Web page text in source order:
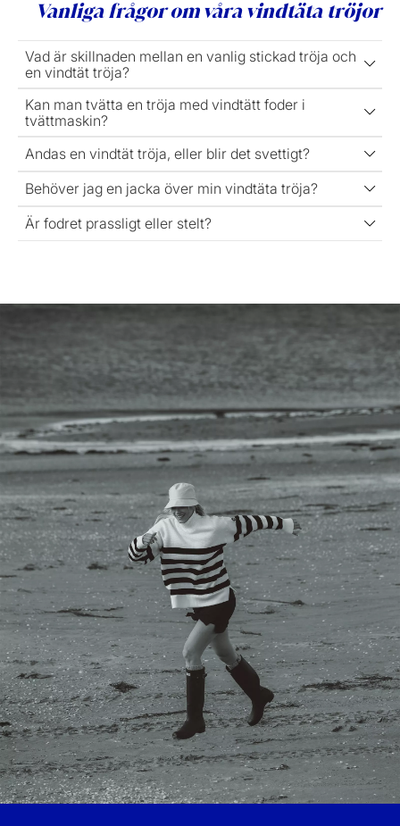
Vanliga frågor om våra vindtäta tröjor
Vad är skillnaden mellan en vanlig stickad tröja och
en vindtät tröja?
Kan man tvätta en tröja med vindtätt foder i
tvättmaskin?
Andas en vindtät tröja, eller blir det svettigt?
Behöver jag en jacka över min vindtäta tröja?
Är fodret prassligt eller stelt?